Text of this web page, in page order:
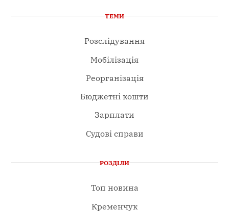
ТЕМИ
Розслідування
Мобілізація
Реорганізація
Бюджетні кошти
Зарплати
Судові справи
РОЗДІЛИ
Топ новина
Кременчук